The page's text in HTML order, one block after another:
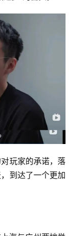
玩家的承诺，落
到达了一个更加